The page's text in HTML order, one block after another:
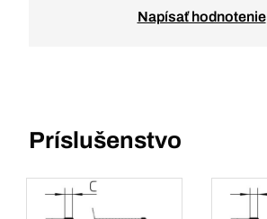
Napísať hodnotenie
Príslušenstvo